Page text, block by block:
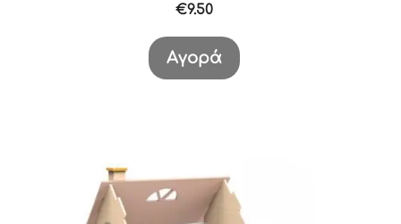
€9.50
Αγορά